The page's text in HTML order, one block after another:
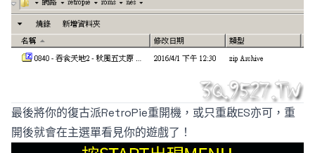
最後將你的復古派RetroPie重開機，或只重啟ES亦可，重
開後就會在主選單看見你的遊戲了！